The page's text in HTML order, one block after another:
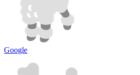
Google